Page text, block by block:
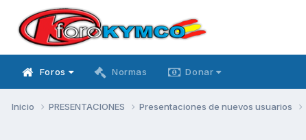
Foros Normas Donar
Inicio PRESENTACIONES Presentaciones de nuevos usuarios